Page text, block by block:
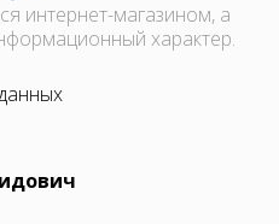
интернет-магазином, а
характер.